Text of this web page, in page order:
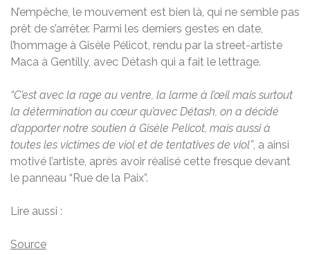
N’empêche, le mouvement est bien là, qui ne semble pas
prêt de s’arrêter. Parmi les derniers gestes en date,
l’hommage à Gisèle Pélicot, rendu par la street-artiste
Maca à Gentilly, avec Détash qui a fait le lettrage.
“C’est avec la rage au ventre, la larme à l’œil mais surtout
la détermination au cœur qu’avec Détash, on a décidé
d’apporter notre soutien à Gisèle Pelicot, mais aussi à
toutes les victimes de viol et de tentatives de viol”, a ainsi
motivé l’artiste, après avoir réalisé cette fresque devant
le panneau “Rue de la Paix”.
Lire aussi :
Source